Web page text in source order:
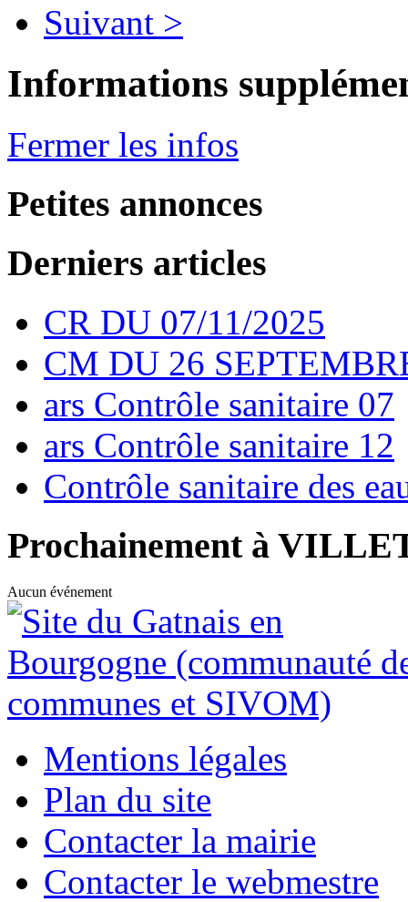
Suivant >
Informations
Fermer les infos
Petites annonces
Derniers articles
CR DU 07/11/2025
CM DU 26
ars Contrôle sanitaire 07
ars Contrôle sanitaire 12
Contrôle sanitaire des
Prochainement à
Aucun événement
Mentions légales
Plan du site
Contacter la mairie
Contacter le webmestre